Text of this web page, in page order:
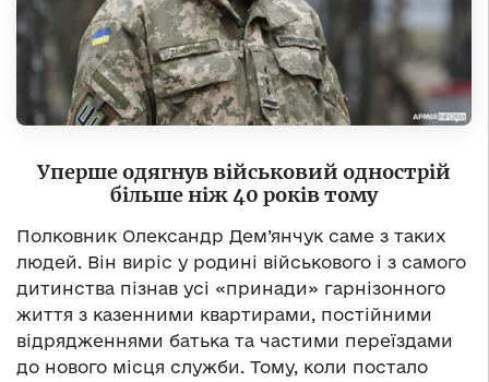
Уперше одягнув військовий однострій
більше ніж 40 років тому
Полковник Олександр Дем’янчук саме з таких
людей. Він виріс у родині військового і з самого
дитинства пізнав усі «принади» гарнізонного
життя з казенними квартирами, постійними
відрядженнями батька та частими переїздами
до нового місця служби. Тому, коли постало